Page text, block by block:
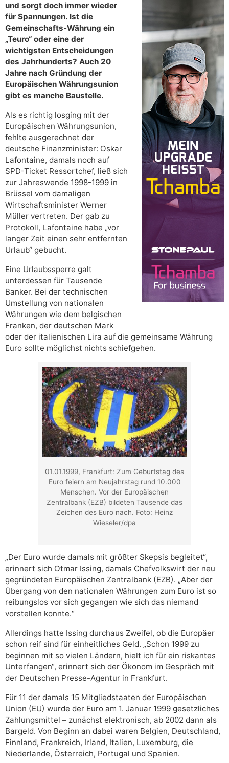
und sorgt doch immer wieder
für Spannungen. Ist die
Gemeinschafts-Währung ein
„Teuro“ oder eine der
wichtigsten Entscheidungen
des Jahrhunderts? Auch 20
Jahre nach Gründung der
Europäischen Währungsunion
gibt es manche Baustelle.
Als es richtig losging mit der
Europäischen Währungsunion,
fehlte ausgerechnet der
deutsche Finanzminister: Oskar
Lafontaine, damals noch auf
SPD-Ticket Ressortchef, ließ sich
zur Jahreswende 1998-1999 in
Brüssel vom damaligen
Wirtschaftsminister Werner
Müller vertreten. Der gab zu
Protokoll, Lafontaine habe „vor
langer Zeit einen sehr entfernten
Urlaub“ gebucht.
Eine Urlaubssperre galt
unterdessen für Tausende
Banker. Bei der technischen
Umstellung von nationalen
Währungen wie dem belgischen
Franken, der deutschen Mark
oder der italienischen Lira auf die gemeinsame Währung
Euro sollte möglichst nichts schiefgehen.
01.01.1999, Frankfurt: Zum Geburtstag des
Euro feiern am Neujahrstag rund 10.000
Menschen. Vor der Europäischen
Zentralbank (EZB) bildeten Tausende das
Zeichen des Euro nach. Foto: Heinz
Wieseler/dpa
„Der Euro wurde damals mit größter Skepsis begleitet“,
erinnert sich Otmar Issing, damals Chefvolkswirt der neu
gegründeten Europäischen Zentralbank (EZB). „Aber der
Übergang von den nationalen Währungen zum Euro ist so
reibungslos vor sich gegangen wie sich das niemand
vorstellen konnte.“
Allerdings hatte Issing durchaus Zweifel, ob die Europäer
schon reif sind für einheitliches Geld. „Schon 1999 zu
beginnen mit so vielen Ländern, hielt ich für ein riskantes
Unterfangen“, erinnert sich der Ökonom im Gespräch mit
der Deutschen Presse-Agentur in Frankfurt.
Für 11 der damals 15 Mitgliedstaaten der Europäischen
Union (EU) wurde der Euro am 1. Januar 1999 gesetzliches
Zahlungsmittel – zunächst elektronisch, ab 2002 dann als
Bargeld. Von Beginn an dabei waren Belgien, Deutschland,
Finnland, Frankreich, Irland, Italien, Luxemburg, die
Niederlande, Österreich, Portugal und Spanien.